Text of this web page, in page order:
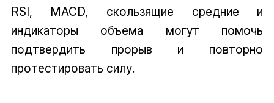
RSI, MACD, скользящие средние и
индикаторы объема могут помочь
подтвердить прорыв и повторно
протестировать силу.